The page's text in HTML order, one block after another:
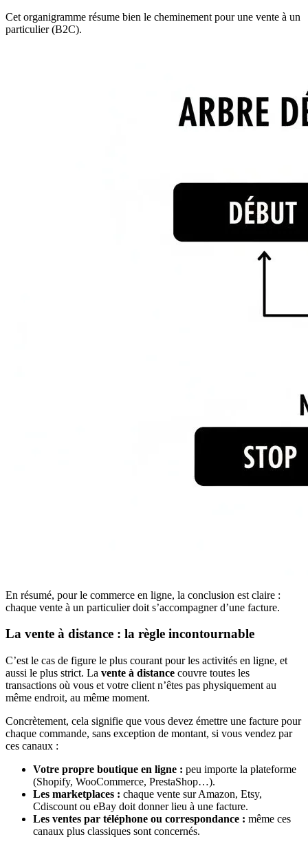
Cet organigramme résume bien le cheminement pour une vente à un
particulier (B2C).
En résumé, pour le commerce en ligne, la conclusion est claire :
chaque vente à un particulier doit s’accompagner d’une facture.
La vente à distance : la règle incontournable
C’est le cas de figure le plus courant pour les activités en ligne, et
aussi le plus strict. La vente à distance couvre toutes les
transactions où vous et votre client n’êtes pas physiquement au
même endroit, au même moment.
Concrètement, cela signifie que vous devez émettre une facture pour
chaque commande, sans exception de montant, si vous vendez par
ces canaux :
Votre propre boutique en ligne : peu importe la plateforme
(Shopify, WooCommerce, PrestaShop…).
Les marketplaces : chaque vente sur Amazon, Etsy,
Cdiscount ou eBay doit donner lieu à une facture.
Les ventes par téléphone ou correspondance : même ces
canaux plus classiques sont concernés.